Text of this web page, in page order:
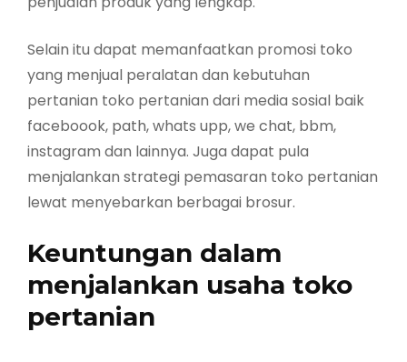
Selain itu dapat memanfaatkan promosi toko
yang menjual peralatan dan kebutuhan
pertanian toko pertanian dari media sosial baik
faceboook, path, whats upp, we chat, bbm,
instagram dan lainnya. Juga dapat pula
menjalankan strategi pemasaran toko pertanian
lewat menyebarkan berbagai brosur.
Keuntungan dalam
menjalankan usaha toko
pertanian